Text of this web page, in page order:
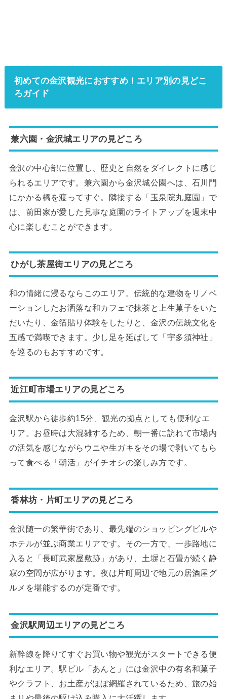
初めての金沢観光におすすめ！エリア別の見どこ
ろガイド
兼六園・金沢城エリアの見どころ
金沢の中心部に位置し、歴史と自然をダイレクトに感じ
られるエリアです。兼六園から金沢城公園へは、石川門
にかかる橋を渡ってすぐ。隣接する「玉泉院丸庭園」で
は、前田家が愛した見事な庭園のライトアップを週末中
心に楽しむことができます。
ひがし茶屋街エリアの見どころ
和の情緒に浸るならこのエリア。伝統的な建物をリノベ
ーションしたお洒落な和カフェで抹茶と上生菓子をいた
だいたり、金箔貼り体験をしたりと、金沢の伝統文化を
五感で満喫できます。少し足を延ばして「宇多須神社」
を巡るのもおすすめです。
近江町市場エリアの見どころ
金沢駅から徒歩約15分、観光の拠点としても便利なエ
リア。お昼時は大混雑するため、朝一番に訪れて市場内
の活気を感じながらウニや生ガキをその場で剥いてもら
って食べる「朝活」がイチオシの楽しみ方です。
香林坊・片町エリアの見どころ
金沢随一の繁華街であり、最先端のショッピングビルや
ホテルが並ぶ商業エリアです。その一方で、一歩路地に
入ると「長町武家屋敷跡」があり、土塀と石畳が続く静
寂の空間が広がります。夜は片町周辺で地元の居酒屋グ
ルメを堪能するのが定番です。
金沢駅周辺エリアの見どころ
新幹線を降りてすぐお買い物や観光がスタートできる便
利なエリア。駅ビル「あんと」には金沢中の有名和菓子
やクラフト、お土産がほぼ網羅されているため、旅の始